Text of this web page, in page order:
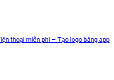
thoại miễn phí – Tạo logo bằng app